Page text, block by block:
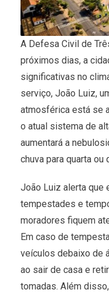
A Defesa Civil de
próximos dias, a
significativas no
serviço, João Luiz,
atmosférica está se
o atual sistema de
aumentará a
chuva para quarta
João Luiz alerta que
tempestades e
moradores fiquem
Em caso de
veículos debaixo de
ao sair de casa e
tomadas. Além